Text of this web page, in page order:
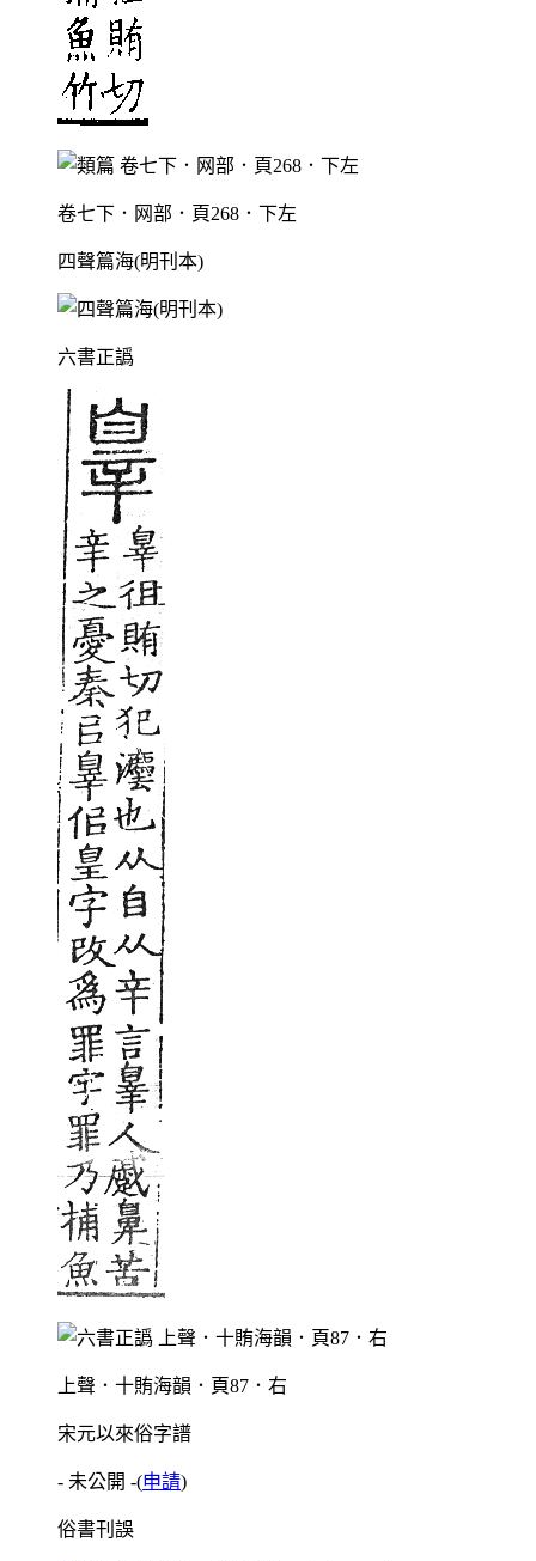
卷七下．网部．頁268．下左
四聲篇海(明刊本)
六書正譌
上聲．十賄海韻．頁87．右
宋元以來俗字譜
- 未公開 -(申請)
俗書刊誤